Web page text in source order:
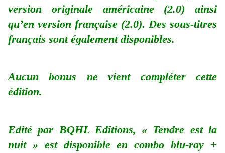
version originale américaine (2.0) ainsi
qu’en version française (2.0). Des sous-titres
français sont également disponibles.
Aucun bonus ne vient compléter cette
édition.
Edité par BQHL Editions, « Tendre est la
nuit » est disponible en combo blu-ray +